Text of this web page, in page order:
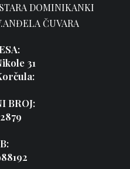
DOMINIKANKI
ČUVARA
31
BROJ: